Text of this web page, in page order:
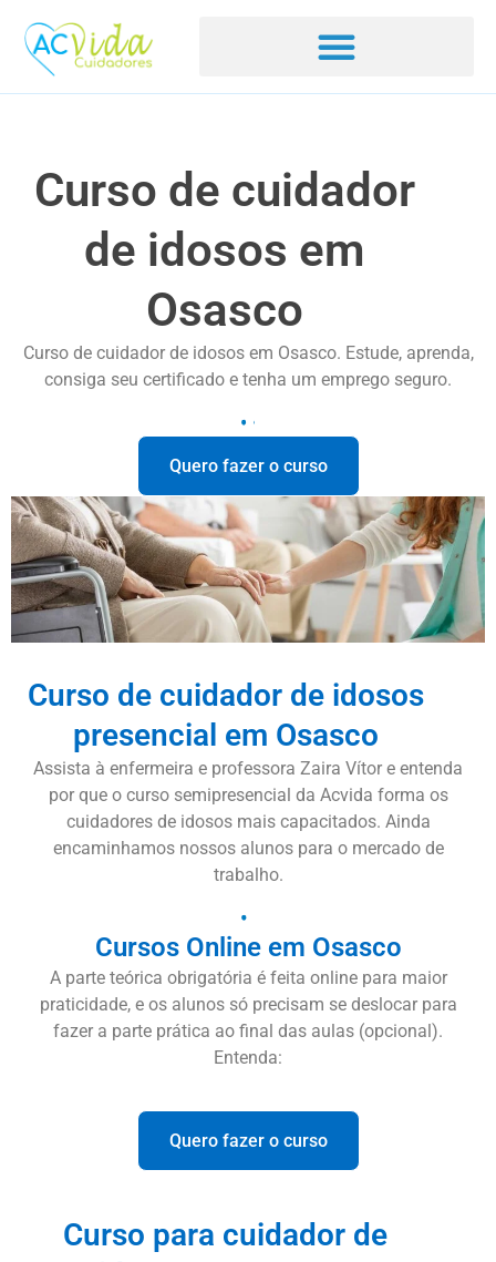
Curso de cuidador
de idosos em
Osasco
Curso de cuidador de idosos em Osasco. Estude, aprenda,
consiga seu certificado e tenha um emprego seguro.
Quero fazer o curso
Curso de cuidador de idosos
presencial em Osasco
Assista à enfermeira e professora Zaira Vítor e entenda
por que o curso semipresencial da Acvida forma os
cuidadores de idosos mais capacitados. Ainda
encaminhamos nossos alunos para o mercado de
trabalho.
Cursos Online em Osasco
A parte teórica obrigatória é feita online para maior
praticidade, e os alunos só precisam se deslocar para
fazer a parte prática ao final das aulas (opcional).
Entenda:
Quero fazer o curso
Curso para cuidador de